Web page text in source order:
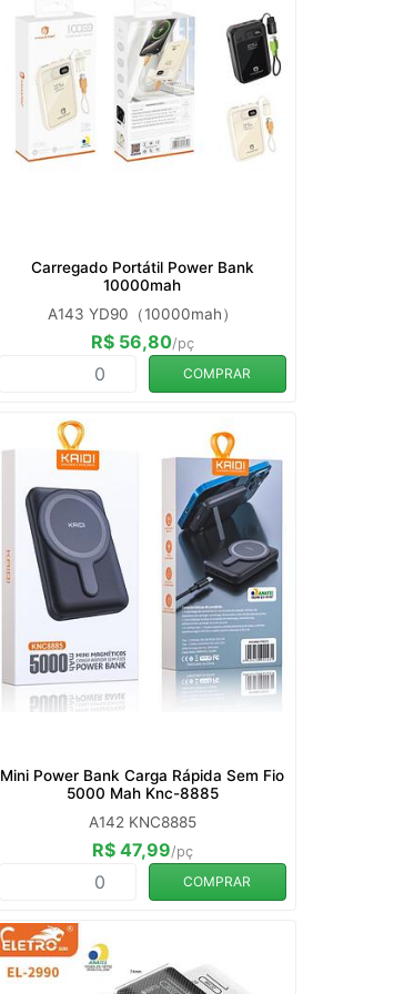
Carregado Portátil Power Bank
10000mah
A143 YD90（10000mah）
R$ 56,80/pç
COMPRAR
Mini Power Bank Carga Rápida Sem Fio
5000 Mah Knc-8885
A142 KNC8885
R$ 47,99/pç
COMPRAR